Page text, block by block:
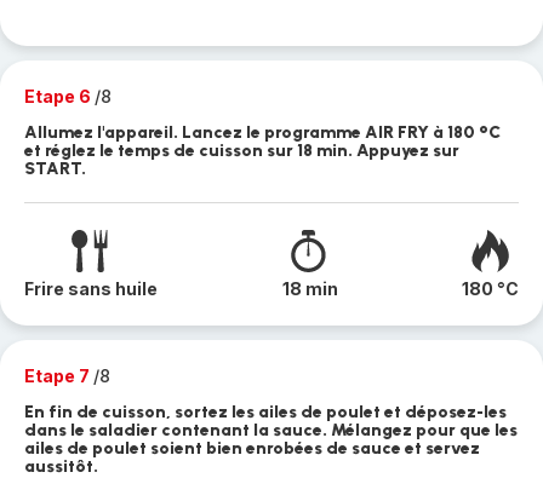
Etape 6 /8
Allumez l'appareil. Lancez le programme AIR FRY à 180 °C
et réglez le temps de cuisson sur 18 min. Appuyez sur
START.
Frire sans huile 18 min 180 °C
Etape 7 /8
En fin de cuisson, sortez les ailes de poulet et déposez-les
dans le saladier contenant la sauce. Mélangez pour que les
ailes de poulet soient bien enrobées de sauce et servez
aussitôt.